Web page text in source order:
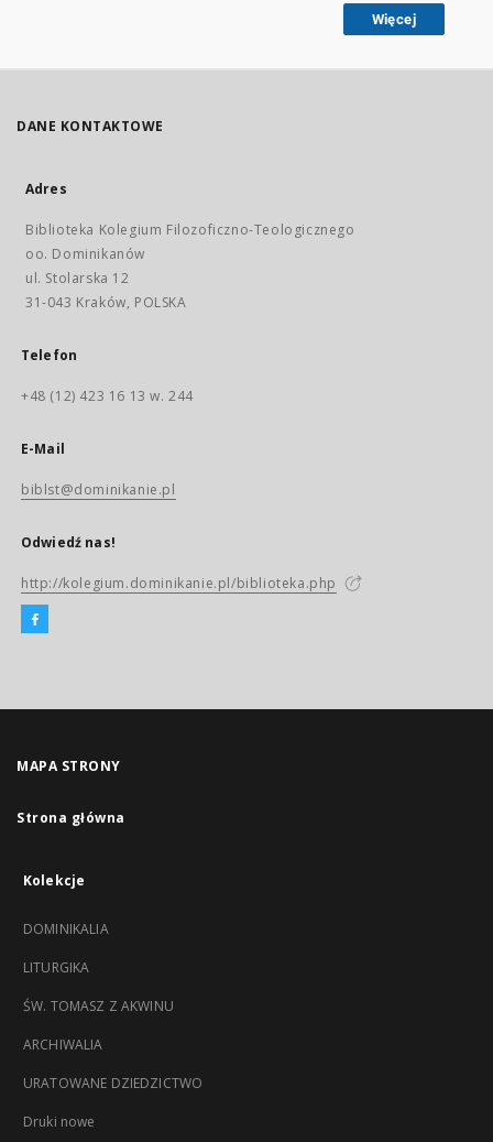
Więcej
DANE KONTAKTOWE
Adres
Biblioteka Kolegium Filozoficzno-Teologicznego
oo. Dominikanów
ul. Stolarska 12
31-043 Kraków, POLSKA
Telefon
+48 (12) 423 16 13 w. 244
E-Mail
biblst@dominikanie.pl
Odwiedź nas!
http://kolegium.dominikanie.pl/biblioteka.php
MAPA STRONY
Strona główna
Kolekcje
DOMINIKALIA
LITURGIKA
ŚW. TOMASZ Z AKWINU
ARCHIWALIA
URATOWANE DZIEDZICTWO
Druki nowe